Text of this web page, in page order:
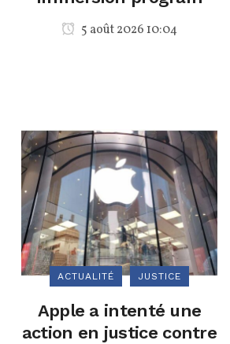
5 août 2026 10:04
ACTUALITÉ JUSTICE
Apple a intenté une
action en justice contre